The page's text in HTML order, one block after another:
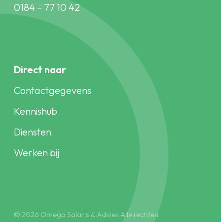
0184 – 77 10 42
Direct naar
Contactgegevens
Kennishub
Diensten
Werken bij
© 2026 Omega Salaris & Advies Alle rechten